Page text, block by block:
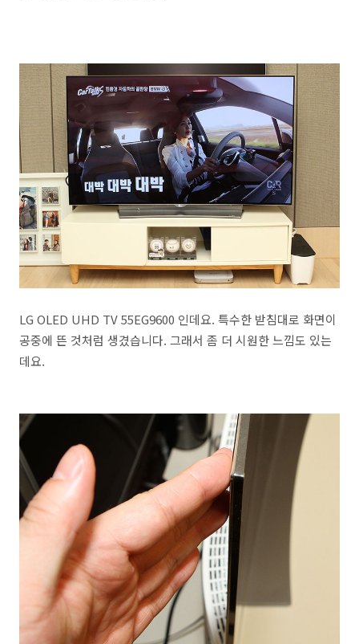
LG OLED UHD TV 55EG9600 인데요. 특수한 받침대로 화면이
공중에 뜬 것처럼 생겼습니다. 그래서 좀 더 시원한 느낌도 있는
데요.